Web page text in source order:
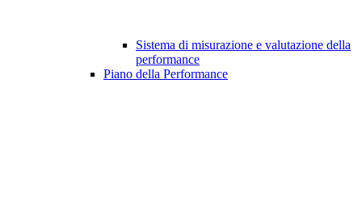
Sistema di misurazione e valutazione della
performance
Piano della Performance